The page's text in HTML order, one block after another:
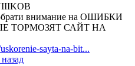
обрати внимание на ОШИБКИ
ТОРМОЗЯТ САЙТ НА
sayta-na-bit...